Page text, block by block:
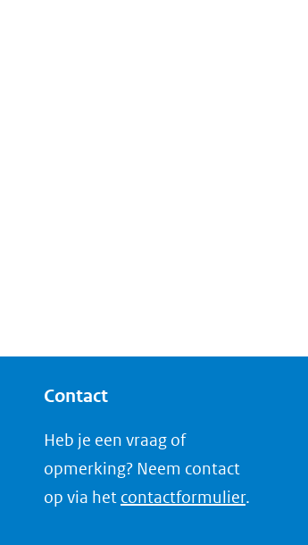
Contact
Heb je een vraag of
opmerking? Neem contact
op via het contactformulier.